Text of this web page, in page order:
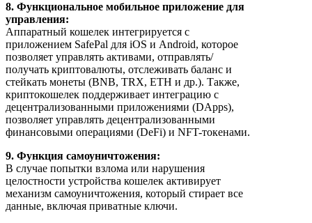
8. Функциональное мобильное приложение для
управления:
Аппаратный кошелек интегрируется с
приложением SafePal для iOS и Android, которое
позволяет управлять активами, отправлять/
получать криптовалюты, отслеживать баланс и
стейкать монеты (BNB, TRX, ETH и др.). Также,
криптокошелек поддерживает интеграцию с
децентрализованными приложениями (DApps),
позволяет управлять децентрализованными
финансовыми операциями (DeFi) и NFT-токенами.
9. Функция самоуничтожения:
В случае попытки взлома или нарушения
целостности устройства кошелек активирует
механизм самоуничтожения, который стирает все
данные, включая приватные ключи.